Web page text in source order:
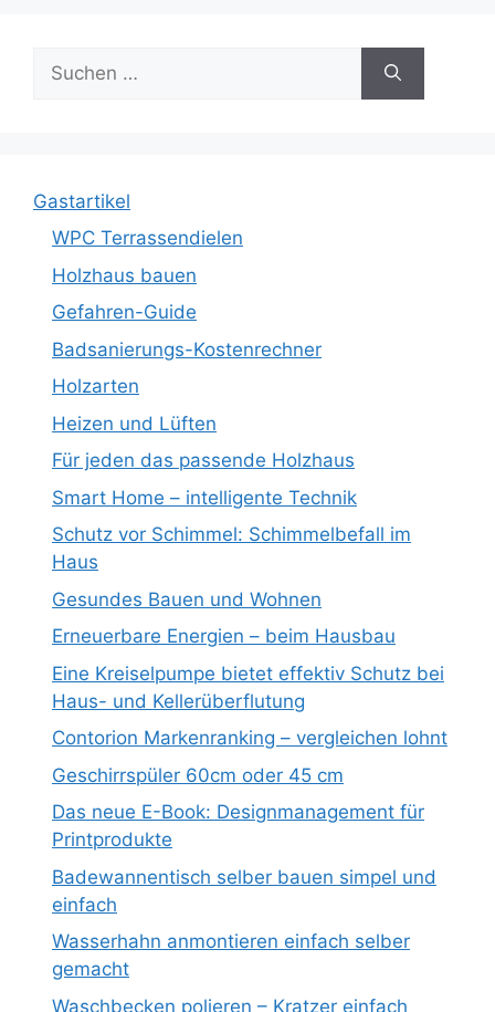
nach:
Gastartikel
WPC Terrassendielen
Holzhaus bauen
Gefahren-Guide
Badsanierungs-Kostenrechner
Holzarten
Heizen und Lüften
Für jeden das passende Holzhaus
Smart Home – intelligente Technik
Schutz vor Schimmel: Schimmelbefall im
Haus
Gesundes Bauen und Wohnen
Erneuerbare Energien – beim Hausbau
Eine Kreiselpumpe bietet effektiv Schutz bei
Haus- und Kellerüberflutung
Contorion Markenranking – vergleichen lohnt
Geschirrspüler 60cm oder 45 cm
Das neue E-Book: Designmanagement für
Printprodukte
Badewannentisch selber bauen simpel und
einfach
Wasserhahn anmontieren einfach selber
gemacht
Waschbecken polieren – Kratzer einfach